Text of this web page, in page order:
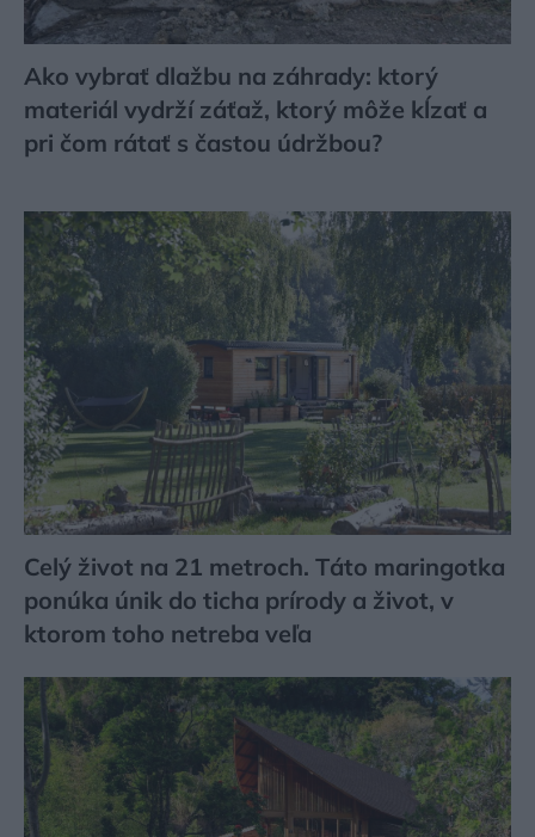
Ako vybrať dlažbu na záhrady: ktorý
materiál vydrží záťaž, ktorý môže kĺzať a
pri čom rátať s častou údržbou?
Celý život na 21 metroch. Táto maringotka
ponúka únik do ticha prírody a život, v
ktorom toho netreba veľa